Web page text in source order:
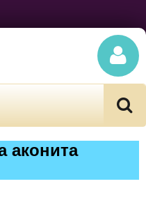
аконита